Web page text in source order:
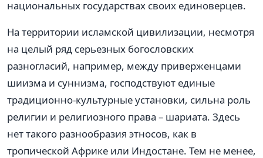
национальных государствах своих единоверцев.
На территории исламской цивилизации, несмотря
на целый ряд серьезных богословских
разногласий, например, между приверженцами
шиизма и суннизма, господствуют единые
традиционно-культурные установки, сильна роль
религии и религиозного права – шариата. Здесь
нет такого разнообразия этносов, как в
тропической Африке или Индостане. Тем не менее,